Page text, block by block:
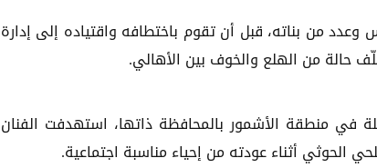
من بناته، قبل أن تقوم باختطافه واقتياده إلى إدارة
حالة من الهلع والخوف بين الأهالي.
في منطقة الأشمور بالمحافظة ذاتها، استهدفت الفنان
أثناء عودته من إحياء مناسبة اجتماعية.